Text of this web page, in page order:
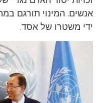
אנשים. המינוי תורגם
ידי משטרו של אסד.